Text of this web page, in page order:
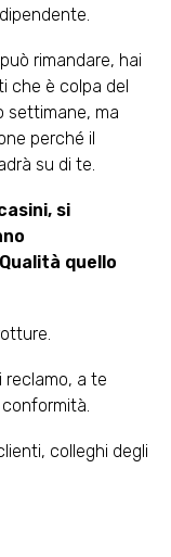
rimandare, hai
che è colpa del
settimane, ma
perché il
su di te.
si
quello
reclamo, a te
colleghi degli